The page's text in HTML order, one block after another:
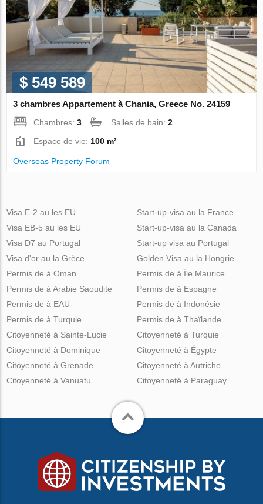
$ 549 589
3 chambres Appartement à Chania, Greece No. 24159
Chambres:3 Salles de bain:2
Espace de vie: 100 m²
Overseas Property Forum
Visa E-2 au les EU
Visa EB-5 au les EU
Visa D7 au Portugal
Visa d'or au la Grèce
Start-up-visa au la France
Start-up-visa au la Canada
Start-up visa au Portugal
Golden Visa au la Hongrie
Permis de à Oman
Permis de à Arabie Saoudite
Permis de à EAU
Permis de à Turquie
Permis de à Île Maurice
Permis de à Espagne
Permis de à Indonésie
Permis de à Thaïlande
Citoyenneté à Sainte-Lucie
Citoyenneté à Dominique
Citoyenneté à Grenade
Citoyenneté à Vanuatu
Citoyenneté à Turquie
Citoyenneté à Égypte
Citoyenneté à Autriche
Citoyenneté à Paraguay